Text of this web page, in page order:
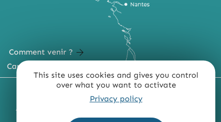
This site uses cookies and gives you control
over what you want to activate
Privacy policy
Comment venir ?
Carte du territoire
MENTIONS LÉGALES
ACCESSIBILITÉ : NON CONFORME